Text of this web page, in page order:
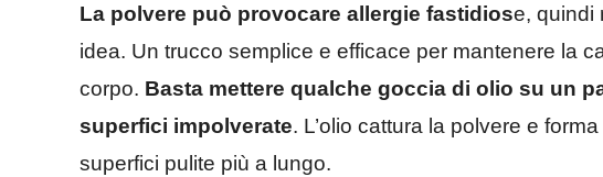
La polvere può provocare allergie fastidiose, quindi
idea. Un trucco semplice e efficace per mantenere la
corpo. Basta mettere qualche goccia di olio su un
superfici impolverate. L’olio cattura la polvere e
superfici pulite più a lungo.